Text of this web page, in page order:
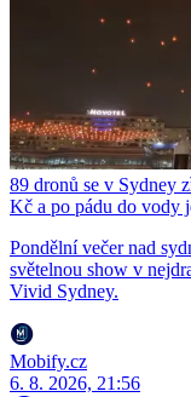
89 dronů se v Sydney
Kč a po pádu do vody
Pondělní večer nad
světelnou show v
Vivid Sydney.
Mobify.cz
6. 8. 2026, 21:56